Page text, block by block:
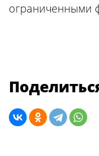
ограниченными